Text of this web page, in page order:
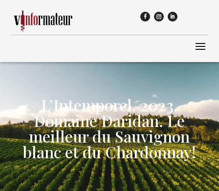
L’Intemporel, 2023,
Domaine Daridan. Le
meilleur du Sauvignon
blanc et du Chardonnay!